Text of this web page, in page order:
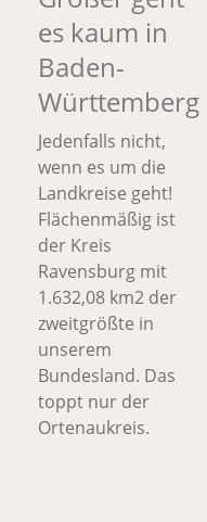
es kaum in
Baden-
Württemberg
Jedenfalls nicht,
wenn es um die
Landkreise geht!
Flächenmäßig ist
der Kreis
Ravensburg mit
1.632,08 km2 der
zweitgrößte in
unserem
Bundesland. Das
toppt nur der
Ortenaukreis.